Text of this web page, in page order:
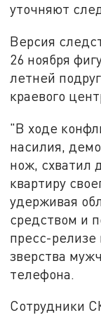
уточняют
Версия
26 ноября
летней
краевого
"В ходе
насилия,
нож, схватил
квартиру
удерживая
средством и
пресс-релизе
зверства
телефона.
Сотрудники